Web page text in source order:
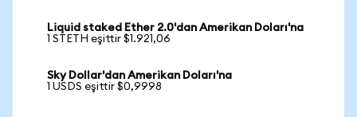
Liquid staked Ether 2.0'dan Amerikan Doları'na
1 STETH eşittir $1.921,06
Sky Dollar'dan Amerikan Doları'na
1 USDS eşittir $0,9998